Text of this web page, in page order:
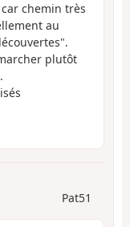
chemin très
au
plutôt
Pat51